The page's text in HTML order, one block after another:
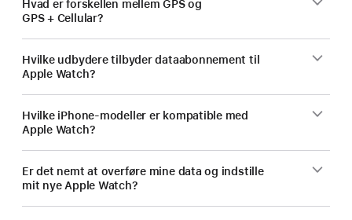
Hvad er forskellen mellem GPS og
GPS + Cellular?
Hvilke udbydere tilbyder dataabonnement til
Apple Watch?
Hvilke iPhone-modeller er kompatible med
Apple Watch?
Er det nemt at overføre mine data og indstille
mit nye Apple Watch?